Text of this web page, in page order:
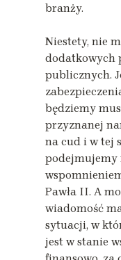
branży.
Niestety, nie
dodatkowych
publicznych.
będziemy
przyznanej
na cud i w tej
podejmujemy
Pawła II. A
wiadomość
sytuacji, w
jest w stanie